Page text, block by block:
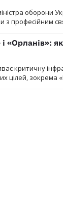
оборони
з професійним
«Орланів»: як
критичну
цілей, зокрема